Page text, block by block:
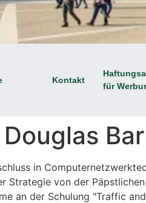
Kontakt
für
Douglas
in
Strategie von der
an der Schulung "Traffic